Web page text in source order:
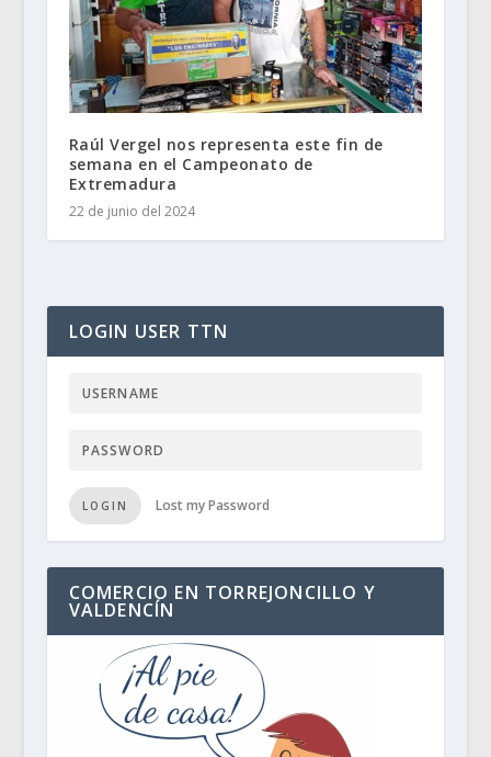
Raúl Vergel nos representa este fin de
semana en el Campeonato de
Extremadura
22 de junio del 2024
LOGIN USER TTN
LOGIN Lost my Password
COMERCIO EN TORREJONCILLO Y
VALDENCÍN